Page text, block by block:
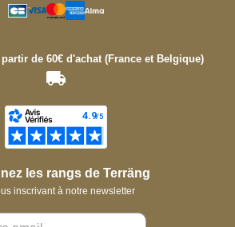
de 60€ d'achat (France et Belgique)
les rangs de Terräng
inscrivant à notre newsletter